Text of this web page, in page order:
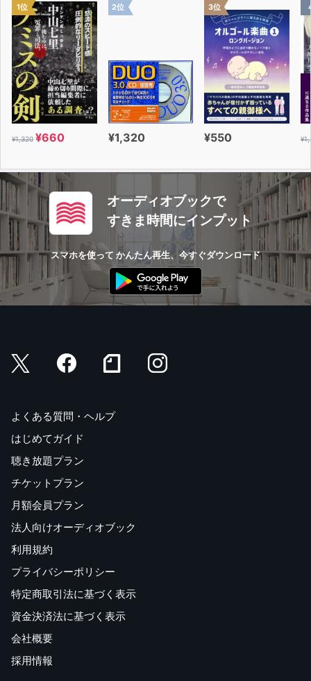
1位
¥1,320 ¥660
2位
¥1,320
3位
¥550
オーディオブックで
すきま時間にインプット
スマホを使って かんたん再生、今すぐダウンロード
よくある質問・ヘルプ
はじめてガイド
聴き放題プラン
チケットプラン
月額会員プラン
法人向けオーディオブック
利用規約
プライバシーポリシー
特定商取引法に基づく表示
資金決済法に基づく表示
会社概要
採用情報